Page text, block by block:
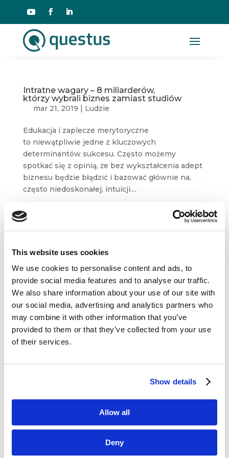
This website uses cookies
We use cookies to personalise content and ads, to
provide social media features and to analyse our traffic.
We also share information about your use of our site with
our social media, advertising and analytics partners who
may combine it with other information that you’ve
provided to them or that they’ve collected from your use
of their services.
Show details
Allow all
Deny
Intratne wagary – 8 miliarderów,
którzy wybrali biznes zamiast studiów
mar 21, 2019 | Ludzie
Edukacja i zaplecze merytoryczne
to niewątpliwie jedne z kluczowych
determinantów sukcesu. Często możemy
spotkać się z opinią, że bez wykształcenia adept
biznesu będzie błądzić i bazować głównie na,
często niedoskonałej, intuicji....
Dane kontaktowe

questus
ul. Organizacji WiN 83/7
91-811 Łódź
 601 098 038